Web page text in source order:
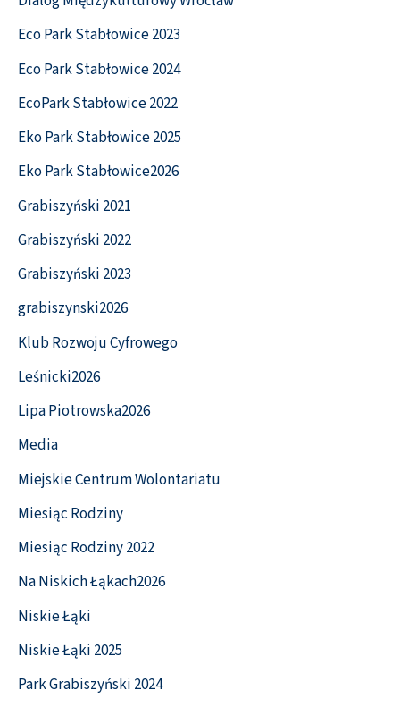
Eco Park Stabłowice 2023
Eco Park Stabłowice 2024
EcoPark Stabłowice 2022
Eko Park Stabłowice 2025
Eko Park Stabłowice2026
Grabiszyński 2021
Grabiszyński 2022
Grabiszyński 2023
grabiszynski2026
Klub Rozwoju Cyfrowego
Leśnicki2026
Lipa Piotrowska2026
Media
Miejskie Centrum Wolontariatu
Miesiąc Rodziny
Miesiąc Rodziny 2022
Na Niskich Łąkach2026
Niskie Łąki
Niskie Łąki 2025
Park Grabiszyński 2024